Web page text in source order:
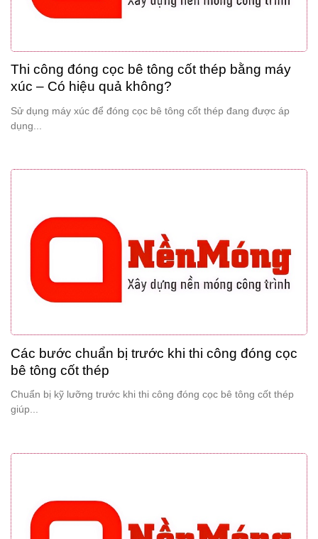
Thi công đóng cọc bê tông cốt thép bằng máy
xúc – Có hiệu quả không?
Sử dụng máy xúc để đóng cọc bê tông cốt thép đang được áp
dụng...
Các bước chuẩn bị trước khi thi công đóng cọc
bê tông cốt thép
Chuẩn bị kỹ lưỡng trước khi thi công đóng cọc bê tông cốt thép
giúp...